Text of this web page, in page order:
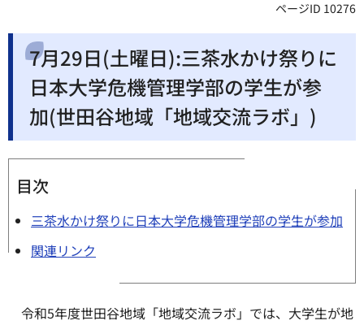
ページID 10276
7月29日(土曜日):三茶水かけ祭りに
日本大学危機管理学部の学生が参
加(世田谷地域「地域交流ラボ」)
目次
三茶水かけ祭りに日本大学危機管理学部の学生が参加
関連リンク
令和5年度世田谷地域「地域交流ラボ」では、大学生が地